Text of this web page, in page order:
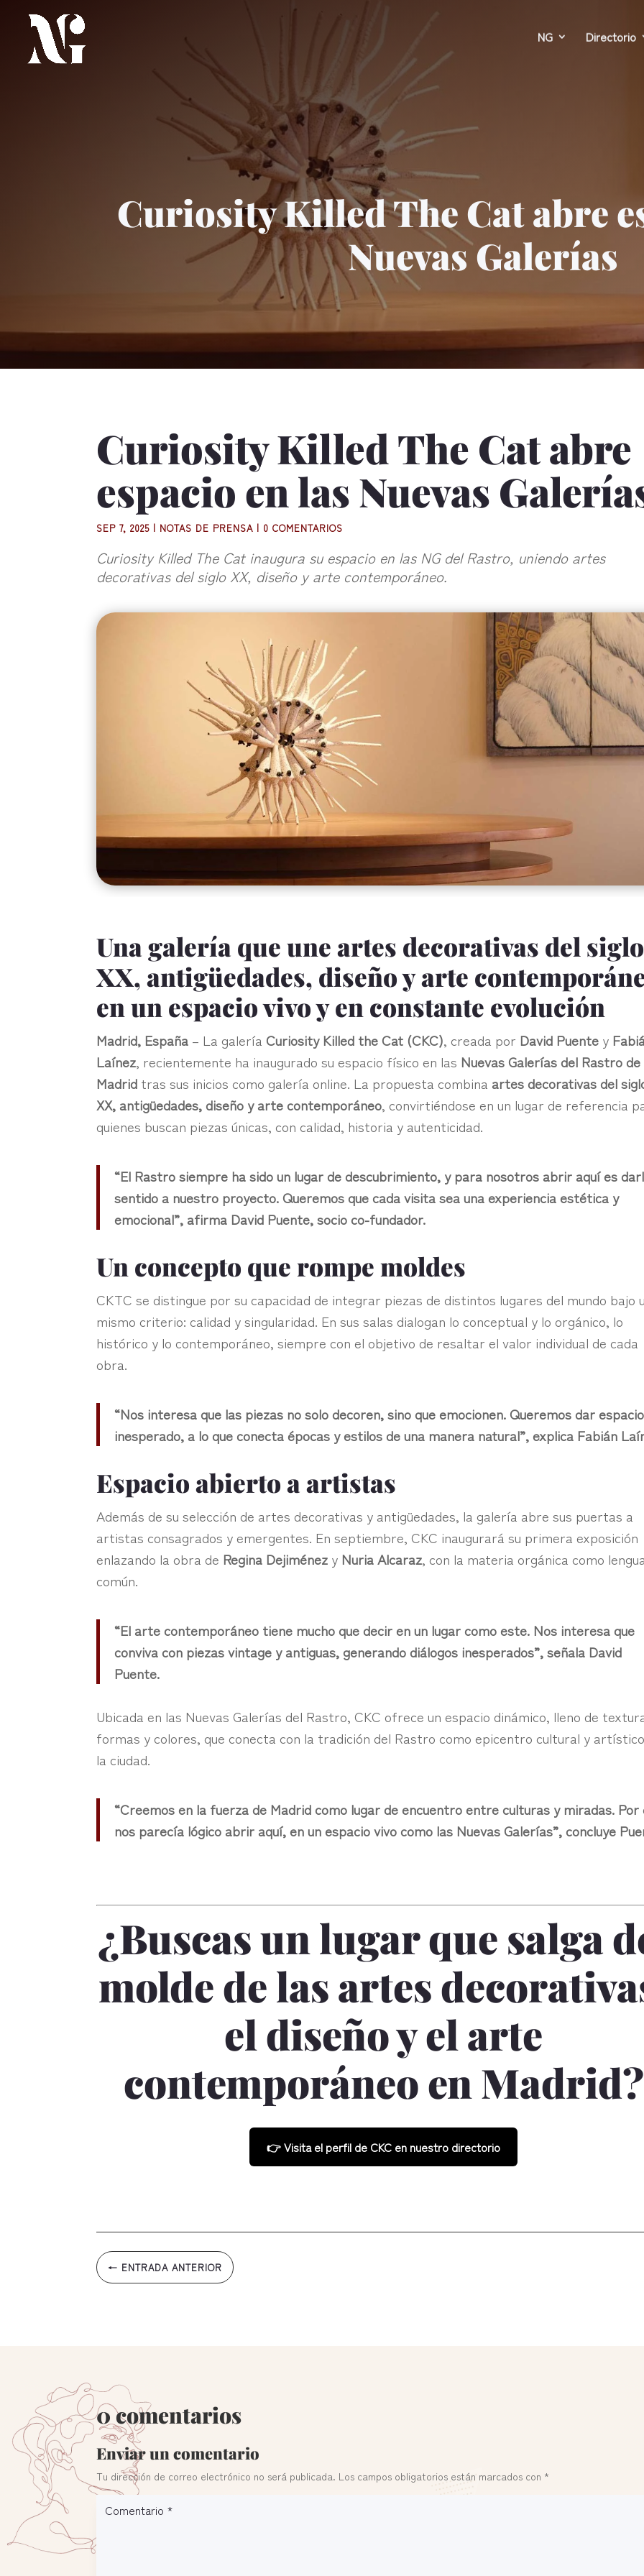
NG Directorio
Curiosity Killed The Cat abre
Nuevas Galerías
Curiosity Killed The Cat abre
espacio en las Nuevas
SEP 7, 2025 | NOTAS DE PRENSA | 0 COMENTARIOS
Curiosity Killed The Cat inaugura su espacio en las NG del Rastro, uniendo artes
decorativas del siglo XX, diseño y arte contemporáneo.
Una galería que une artes decorativas del siglo
XX, antigüedades, diseño y arte
en un espacio vivo y en constante evolución
Madrid, España – La galería Curiosity Killed the Cat (CKC), creada por David Puente y
Laínez, recientemente ha inaugurado su espacio físico en las Nuevas Galerías del Rastro de
Madrid tras sus inicios como galería online. La propuesta combina artes decorativas del
XX, antigüedades, diseño y arte contemporáneo, convirtiéndose en un lugar de referencia
quienes buscan piezas únicas, con calidad, historia y autenticidad.
“El Rastro siempre ha sido un lugar de descubrimiento, y para nosotros abrir aquí es
sentido a nuestro proyecto. Queremos que cada visita sea una experiencia estética y
emocional”, afirma David Puente, socio co-fundador.
Un concepto que rompe moldes
CKTC se distingue por su capacidad de integrar piezas de distintos lugares del mundo bajo
mismo criterio: calidad y singularidad. En sus salas dialogan lo conceptual y lo orgánico, lo
histórico y lo contemporáneo, siempre con el objetivo de resaltar el valor individual de cada
obra.
“Nos interesa que las piezas no solo decoren, sino que emocionen. Queremos dar
inesperado, a lo que conecta épocas y estilos de una manera natural”, explica Fabián
Espacio abierto a artistas
Además de su selección de artes decorativas y antigüedades, la galería abre sus puertas a
artistas consagrados y emergentes. En septiembre, CKC inaugurará su primera exposición
enlazando la obra de Regina Dejiménez y Nuria Alcaraz, con la materia orgánica como
común.
“El arte contemporáneo tiene mucho que decir en un lugar como este. Nos interesa que
conviva con piezas vintage y antiguas, generando diálogos inesperados”, señala David
Puente.
Ubicada en las Nuevas Galerías del Rastro, CKC ofrece un espacio dinámico, lleno de
formas y colores, que conecta con la tradición del Rastro como epicentro cultural y
la ciudad.
“Creemos en la fuerza de Madrid como lugar de encuentro entre culturas y miradas. Por
nos parecía lógico abrir aquí, en un espacio vivo como las Nuevas Galerías”, concluye
¿Buscas un lugar que salga
molde de las artes
el diseño y el arte
contemporáneo en Madrid?
👉 Visita el perfil de CKC en nuestro directorio
← ENTRADA ANTERIOR
0 comentarios
Enviar un comentario
Tu dirección de correo electrónico no será publicada. Los campos obligatorios están marcados con *